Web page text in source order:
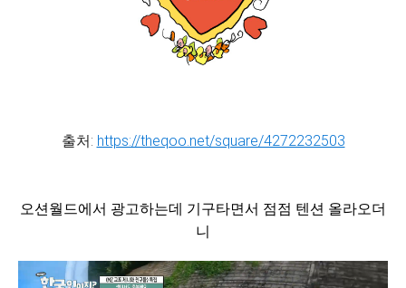
출처: https://theqoo.net/square/4272232503
오션월드에서 광고하는데 기구타면서 점점 텐션 올라오더
니